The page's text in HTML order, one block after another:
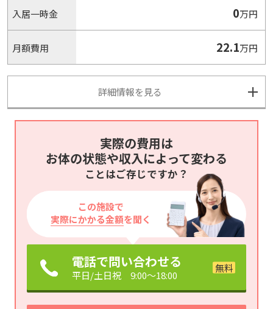
入居一時金 0万円
月額費用 22.1万円
詳細情報を見る
実際の費用は
お体の状態や収入によって変わる
ことはご存じですか？
この施設で
実際にかかる金額を聞く
電話で問い合わせる
平日/土日祝 9:00～18:00